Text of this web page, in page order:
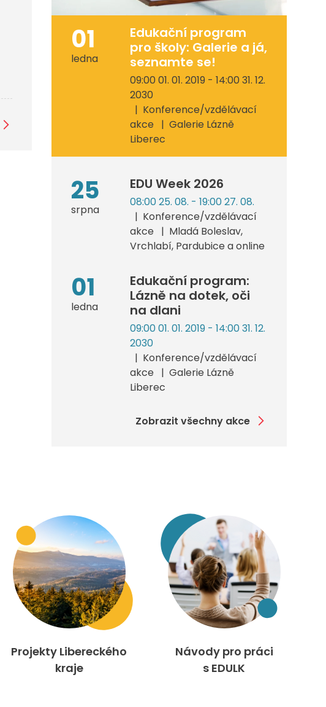
01
ledna
Edukační program
pro školy: Galerie a já,
seznamte se!
09:00 01. 01. 2019 - 14:00 31. 12.
2030
Konference/vzdělávací
akce
Galerie Lázně
Liberec
25
srpna
EDU Week 2026
08:00 25. 08. - 19:00 27. 08.
Konference/vzdělávací
akce
Mladá Boleslav,
Vrchlabí, Pardubice a online
01
ledna
Edukační program:
Lázně na dotek, oči
na dlani
09:00 01. 01. 2019 - 14:00 31. 12.
2030
Konference/vzdělávací
akce
Galerie Lázně
Liberec
Zobrazit všechny akce
Projekty Libereckého
kraje
Návody pro práci
s EDULK